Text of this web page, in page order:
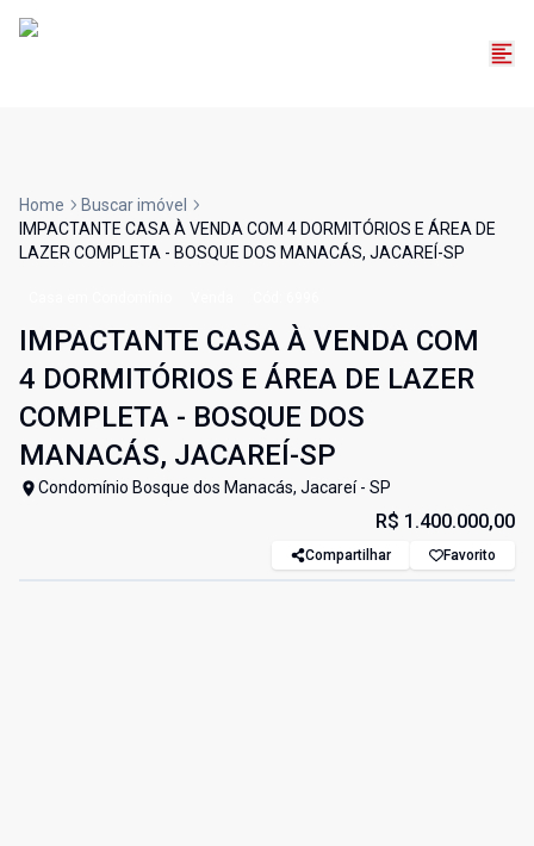
Home
Buscar imóvel
IMPACTANTE CASA À VENDA COM 4 DORMITÓRIOS E ÁREA DE
LAZER COMPLETA - BOSQUE DOS MANACÁS, JACAREÍ-SP
IMPACTANTE CASA À VENDA COM
4 DORMITÓRIOS E ÁREA DE LAZER
COMPLETA - BOSQUE DOS
MANACÁS, JACAREÍ-SP
Condomínio Bosque dos Manacás, Jacareí - SP
R$ 1.400.000,00
Compartilhar Favorito